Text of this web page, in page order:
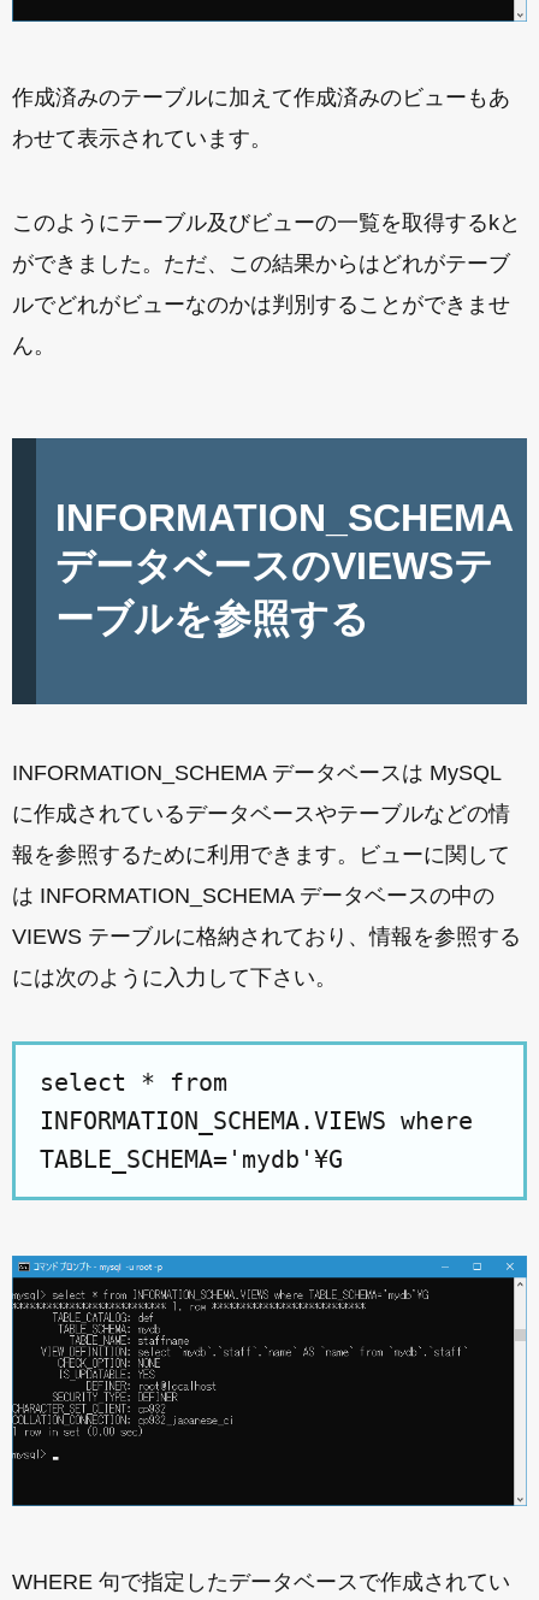
作成済みのテーブルに加えて作成済みのビューもあ
わせて表示されています。
このようにテーブル及びビューの一覧を取得するkと
ができました。ただ、この結果からはどれがテーブ
ルでどれがビューなのかは判別することができませ
ん。
INFORMATION_SCHEMA
データベースのVIEWSテ
ーブルを参照する
INFORMATION_SCHEMA データベースは MySQL
に作成されているデータベースやテーブルなどの情
報を参照するために利用できます。ビューに関して
は INFORMATION_SCHEMA データベースの中の
VIEWS テーブルに格納されており、情報を参照する
には次のように入力して下さい。
select * from
INFORMATION_SCHEMA.VIEWS where
TABLE_SCHEMA='mydb'¥G
WHERE 句で指定したデータベースで作成されてい